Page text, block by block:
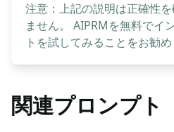
注意：上記の説明は正確性
ません。 AIPRMを無料でイ
トを試してみることをお勧め
関連プロンプト